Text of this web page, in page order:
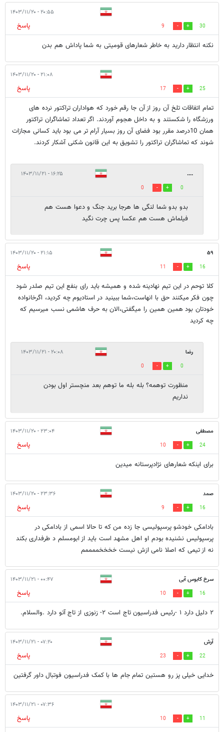
۲۰:۵۵ - ۱۴۰۳/۱۱/۲۰
30
9
پاسخ
نکنه انتظار دارید به خاطر شعارهای قومیتی به شما پاداش هم بدن
۲۱:۰۸ - ۱۴۰۳/۱۱/۲۰
25
17
پاسخ
تمام اتفاقات تلخ آن روز از آن جا رقم خورد که هواداران تراکتور نرده های
ورزشگاه را شکستند و به داخل هجوم آوردند. اگر تعداد تماشاگران تراکتور
همان 10درصد مقرر بود فضای آن روز بسیار آرام تر می بود باید کسانی مجازات
شوند که تماشاگران تراکتور را تشویق به این قانون شکنی آشکار کردند.
.... ۱۶:۲۵ - ۱۴۰۳/۱۱/۲۱
0
0
بدو بدو شما لنگی ها هرجا برید جنگ و دعوا هست هم
فیلماش هست هم عکسا پس چرت نگید
۵۹ ۲۱:۱۵ - ۱۴۰۳/۱۱/۲۰
16
11
پاسخ
کلا توحم در این تیم نهادینه شده و همیشه باید رای بنفع این تیم صلدر شود
چون فکر میکنند حق با انهاست،شما ببینید در استادیوم چه کردید، اگر‌خانواده
خودتان بود همین همین را میگفتی،الان به حرف هاشمی نسب میرسیم که
چه کردید
رضا ۲۰:۰۸ - ۱۴۰۳/۱۱/۲۱
0
0
منظورت توهمه؟ بله بله ما توهم بعد منچستر اول بودن
نداریم
مصطفی ۲۳:۰۴ - ۱۴۰۳/۱۱/۲۰
24
10
پاسخ
برای اینکه شعارهای نژادپرستانه میدین
صمد ۲۳:۳۶ - ۱۴۰۳/۱۱/۲۰
16
9
پاسخ
بادامکی خودشو پرسپولیسی جا زده من که تا حالا اسمی از بادامکی در
پرسپولیس نشنیده بودم او اهل مشهد است باید از ابومسلم د طرفداری بکند
نه از تیمی که اصلا نامی ازش نیست خخخخممممم
سرخ کابوس آبی ۰۰:۴۷ - ۱۴۰۳/۱۱/۲۱
16
10
پاسخ
۲ دلیل دارد ۱ -رئیس فدراسیون تاج است ۲- زنوزی از تاج آتو دارد .والسلام.
آرش ۰۷:۲۰ - ۱۴۰۳/۱۱/۲۱
22
23
پاسخ
خدایی خیلی پز رو هستین تمام جام ها با کمک فدراسیون فوتبال داور گرفتین
۰۷:۳۶ - ۱۴۰۳/۱۱/۲۱
11
10 پاسخ